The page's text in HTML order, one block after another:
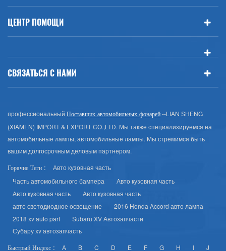
ЦЕНТР ПОМОЩИ
СВЯЗАТЬСЯ С НАМИ
профессиональный Поставщик автомобильных фонарей--LIAN SHENG
(XIAMEN) IMPORT & EXPORT CO.,LTD. Мы также специализируемся на
автомобильные лампы, автомобильные лампы. Мы стремимся быть
вашим долгосрочным деловым партнером.
Горячие Теги :
Авто кузовная часть
Часть автомобильного бампера
Авто кузовная часть
Авто кузовная часть
Авто кузовная часть
авто светодиодное освещение
2016 Honda Accord авто лампа
2018 xv auto part
Subaru XV Автозапчасти
Субару xv автозапчасть
Быстрый Индекс : A B C D E F G H I J